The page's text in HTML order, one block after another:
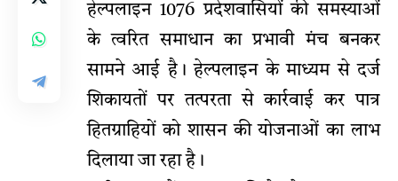
हेल्पलाइन 1076 प्रदेशवासियों की समस्याओं
के त्वरित समाधान का प्रभावी मंच बनकर
सामने आई है। हेल्पलाइन के माध्यम से दर्ज
शिकायतों पर तत्परता से कार्रवाई कर पात्र
हितग्राहियों को शासन की योजनाओं का लाभ
दिलाया जा रहा है।